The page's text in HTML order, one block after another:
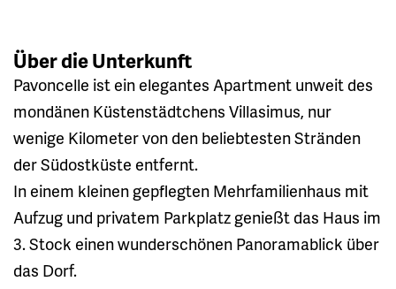
Über die Unterkunft
Pavoncelle ist ein elegantes Apartment unweit des
mondänen Küstenstädtchens Villasimus, nur
wenige Kilometer von den beliebtesten Stränden
der Südostküste entfernt.
In einem kleinen gepflegten Mehrfamilienhaus mit
Aufzug und privatem Parkplatz genießt das Haus im
3. Stock einen wunderschönen Panoramablick über
das Dorf.